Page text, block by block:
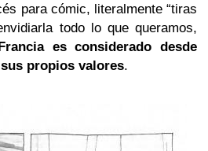
para cómic, literalmente “tiras
todo lo que queramos,
es considerado desde
propios valores.